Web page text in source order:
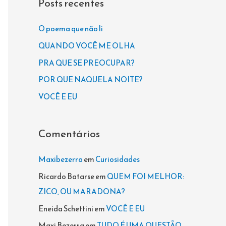
i
s
a
o
:
O poema que não li
QUANDO VOCÊ ME OLHA
PRA QUE SE PREOCUPAR?
POR QUE NAQUELA NOITE?
VOCÊ E EU
Comentários
MaxibezerraemCuriosidades
Ricardo BatarseemQUEM FOI MELHOR:
ZICO, OU MARADONA?
Eneida SchettiniemVOCÊ E EU